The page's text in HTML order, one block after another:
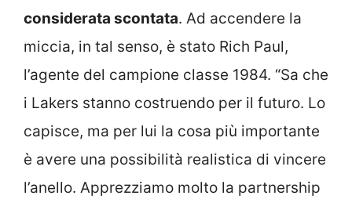
considerata scontata. Ad accendere la
miccia, in tal senso, è stato Rich Paul,
l’agente del campione classe 1984. “Sa che
i Lakers stanno costruendo per il futuro. Lo
capisce, ma per lui la cosa più importante
è avere una possibilità realistica di vincere
l’anello. Apprezziamo molto la partnership